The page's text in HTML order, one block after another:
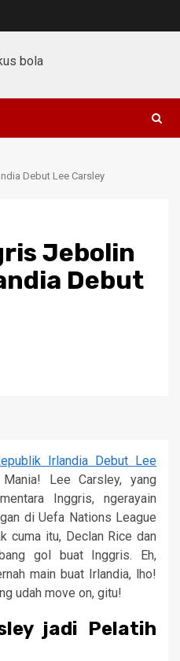
Debut Lee Carsley
Jebolin
Debut
Irlandia Debut Lee
Lee Carsley, yang
Inggris, ngerayain
di Uefa Nations League
cuma itu, Declan Rice dan
gol buat Inggris. Eh,
main buat Irlandia, lho!
udah move on, gitu!
jadi Pelatih